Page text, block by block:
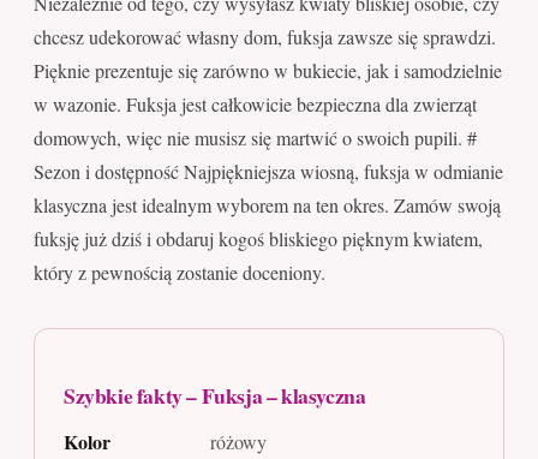
chcesz udekorować własny dom, fuksja zawsze się sprawdzi.
Pięknie prezentuje się zarówno w bukiecie, jak i samodzielnie
w wazonie. Fuksja jest całkowicie bezpieczna dla zwierząt
domowych, więc nie musisz się martwić o swoich pupili. #
Sezon i dostępność Najpiękniejsza wiosną, fuksja w odmianie
klasyczna jest idealnym wyborem na ten okres. Zamów swoją
fuksję już dziś i obdaruj kogoś bliskiego pięknym kwiatem,
który z pewnością zostanie doceniony.
Szybkie fakty – Fuksja – klasyczna
Kolor różowy